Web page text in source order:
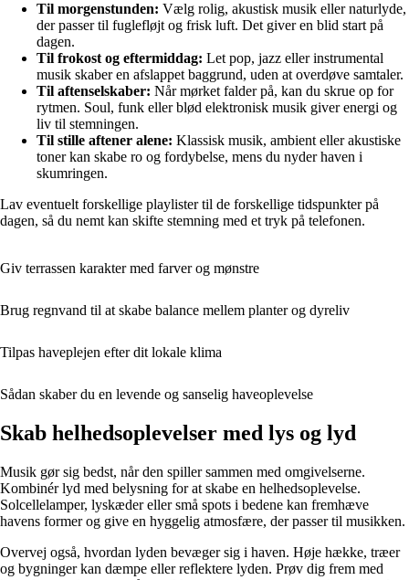
Til morgenstunden: Vælg rolig, akustisk musik eller naturlyde,
der passer til fuglefløjt og frisk luft. Det giver en blid start på
dagen.
Til frokost og eftermiddag: Let pop, jazz eller instrumental
musik skaber en afslappet baggrund, uden at overdøve samtaler.
Til aftenselskaber: Når mørket falder på, kan du skrue op for
rytmen. Soul, funk eller blød elektronisk musik giver energi og
liv til stemningen.
Til stille aftener alene: Klassisk musik, ambient eller akustiske
toner kan skabe ro og fordybelse, mens du nyder haven i
skumringen.
Lav eventuelt forskellige playlister til de forskellige tidspunkter på
dagen, så du nemt kan skifte stemning med et tryk på telefonen.
Giv terrassen karakter med farver og mønstre
Brug regnvand til at skabe balance mellem planter og dyreliv
Tilpas haveplejen efter dit lokale klima
Sådan skaber du en levende og sanselig haveoplevelse
Skab helhedsoplevelser med lys og lyd
Musik gør sig bedst, når den spiller sammen med omgivelserne.
Kombinér lyd med belysning for at skabe en helhedsoplevelse.
Solcellelamper, lyskæder eller små spots i bedene kan fremhæve
havens former og give en hyggelig atmosfære, der passer til musikken.
Overvej også, hvordan lyden bevæger sig i haven. Høje hække, træer
og bygninger kan dæmpe eller reflektere lyden. Prøv dig frem med